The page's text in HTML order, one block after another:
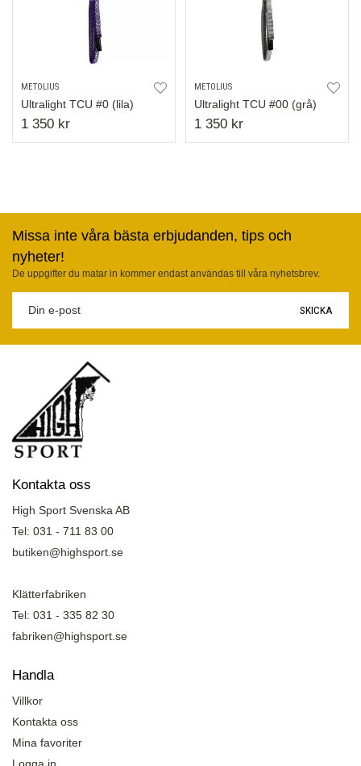
METOLIUS
Ultralight TCU #0 (lila)
1 350 kr
METOLIUS
Ultralight TCU #00 (grå)
1 350 kr
Missa inte våra bästa erbjudanden, tips och
nyheter!
De uppgifter du matar in kommer endast användas till våra nyhetsbrev.
SKICKA
Kontakta oss
High Sport Svenska AB
Tel: 031 - 711 83 00
butiken@highsport.se
Klätterfabriken
Tel: 031 - 335 82 30
fabriken@highsport.se
Handla
Villkor
Kontakta oss
Mina favoriter